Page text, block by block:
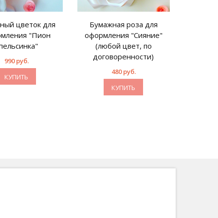
цветок для
"Пион
990 руб.
КУПИТЬ
Бумажная роза для
оформления "Сияние"
(любой цвет, по
договоренности)
480 руб.
КУПИТЬ